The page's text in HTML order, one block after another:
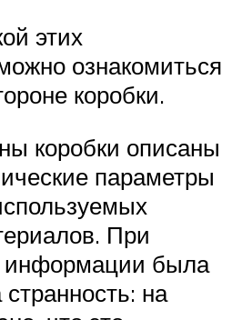
этих
ознакомиться
коробки.
коробки описаны
параметры
При
информации была
на